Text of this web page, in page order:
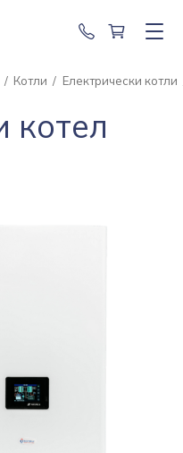
0888 201
/ Котли / Електрически котли
котел